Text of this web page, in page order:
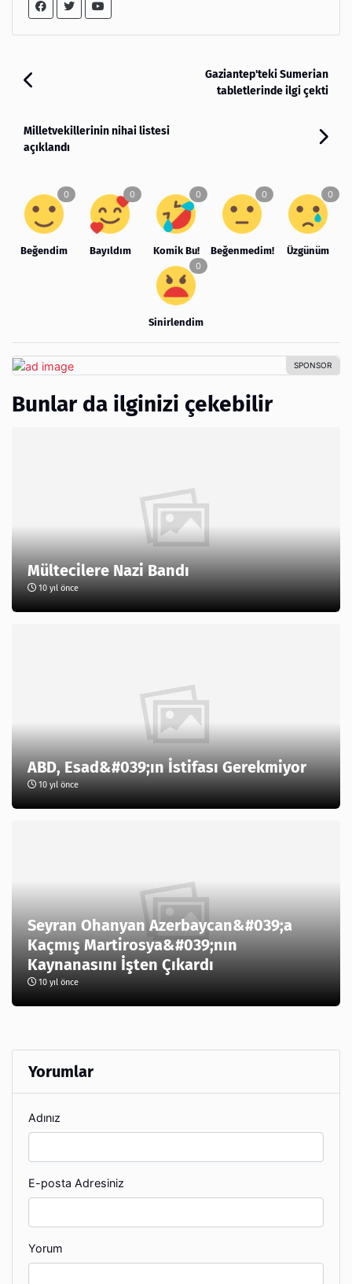
Gaziantep'teki Sumerian
tabletlerinde ilgi çekti
Milletvekillerinin nihai listesi
açıklandı
Beğendim Bayıldım Komik Bu! Beğenmedim! Üzgünüm
Sinirlendim
Bunlar da ilginizi çekebilir
Mültecilere Nazi Bandı
10 yıl önce
ABD, Esad&#039;ın İstifası Gerekmiyor
10 yıl önce
Seyran Ohanyan Azerbaycan&#039;a
Kaçmış Martirosya&#039;nın
Kaynanasını İşten Çıkardı
10 yıl önce
Yorumlar
Adınız
E-posta Adresiniz
Yorum